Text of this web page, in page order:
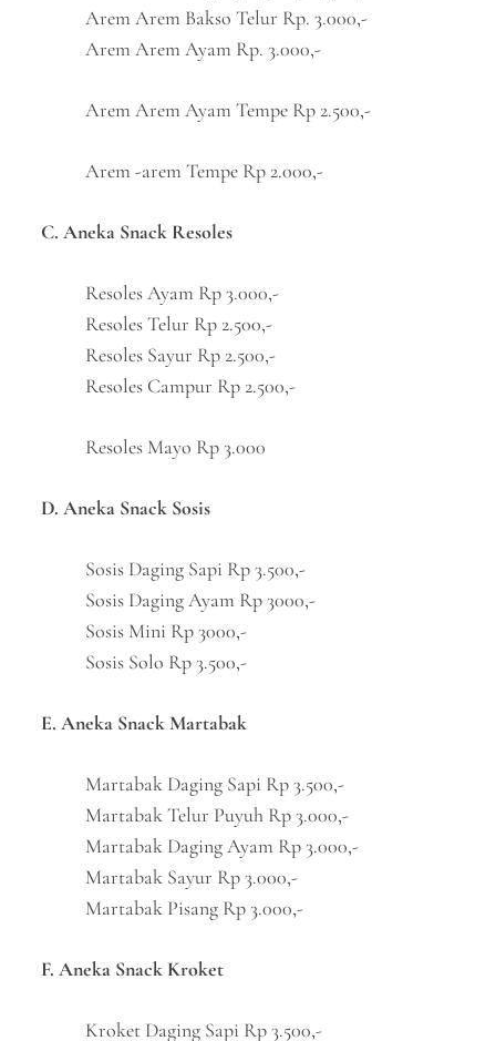
Arem Arem Bakso Telur Rp. 3.000,-
Arem Arem Ayam Rp. 3.000,-
Arem Arem Ayam Tempe Rp 2.500,-
Arem -arem Tempe Rp 2.000,-
C. Aneka Snack Resoles
Resoles Ayam Rp 3.000,-
Resoles Telur Rp 2.500,-
Resoles Sayur Rp 2.500,-
Resoles Campur Rp 2.500,-
Resoles Mayo Rp 3.000
D. Aneka Snack Sosis
Sosis Daging Sapi Rp 3.500,-
Sosis Daging Ayam Rp 3000,-
Sosis Mini Rp 3000,-
Sosis Solo Rp 3.500,-
E. Aneka Snack Martabak
Martabak Daging Sapi Rp 3.500,-
Martabak Telur Puyuh Rp 3.000,-
Martabak Daging Ayam Rp 3.000,-
Martabak Sayur Rp 3.000,-
Martabak Pisang Rp 3.000,-
F. Aneka Snack Kroket
Kroket Daging Sapi Rp 3.500,-